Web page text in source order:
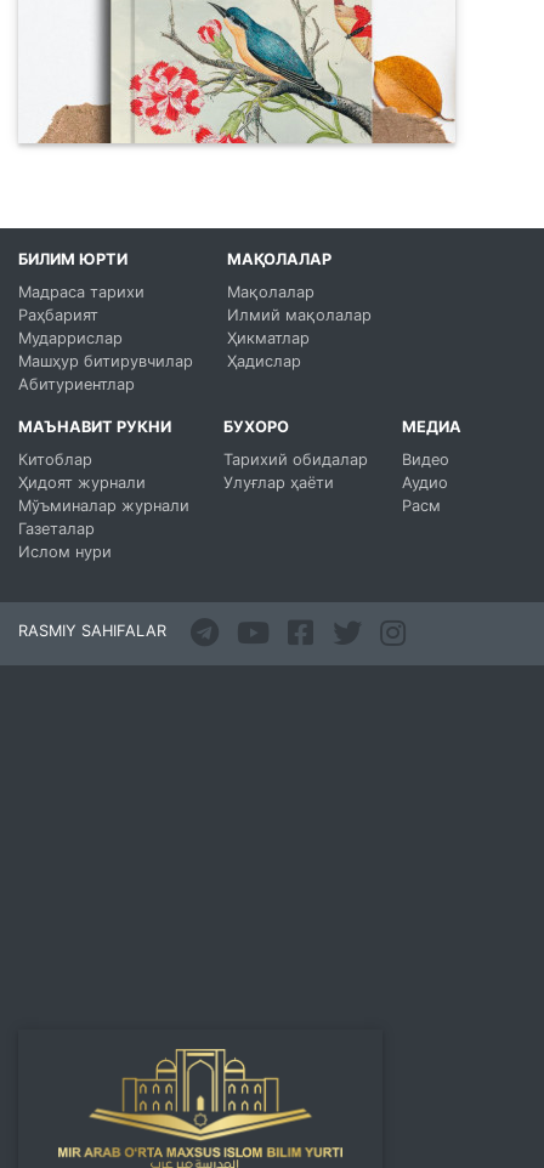
БИЛИМ ЮРТИ
Мадраса тарихи
Раҳбарият
Мударрислар
Машҳур битирувчилар
Абитуриентлар
МАҚОЛАЛАР
Мақолалар
Илмий мақолалар
Ҳикматлар
Ҳадислар
МАЪНАВИТ РУКНИ
Китоблар
Ҳидоят журнали
Мўъминалар журнали
Газеталар
Ислом нури
БУХОРО
Тарихий обидалар
Улуғлар ҳаёти
МЕДИА
Видео
Аудио
Расм
RASMIY SAHIFALAR